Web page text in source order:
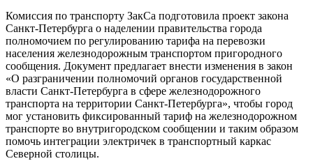
Комиссия по транспорту ЗакСа подготовила проект закона
Санкт-Петербурга о наделении правительства города
полномочием по регулированию тарифа на перевозки
населения железнодорожным транспортом пригородного
сообщения. Документ предлагает внести изменения в закон
«О разграничении полномочий органов государственной
власти Санкт-Петербурга в сфере железнодорожного
транспорта на территории Санкт-Петербурга», чтобы город
мог установить фиксированный тариф на железнодорожном
транспорте во внутригородском сообщении и таким образом
помочь интеграции электричек в транспортный каркас
Северной столицы.